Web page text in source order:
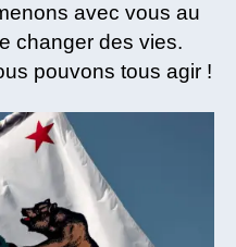
avec vous au
changer des vies.
pouvons tous agir !